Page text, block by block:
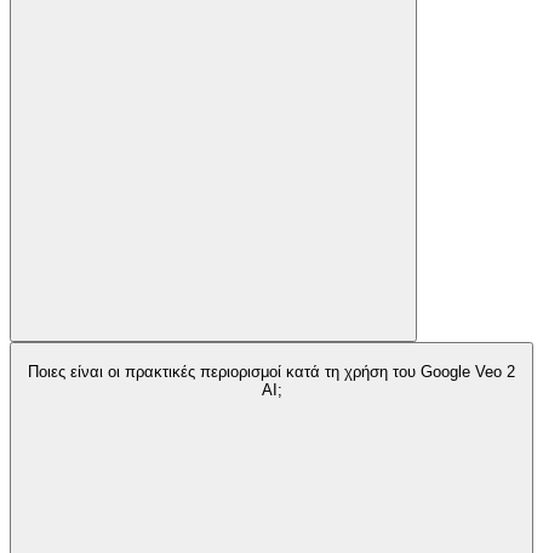
Ποιες είναι οι πρακτικές περιορισμοί κατά τη χρήση του Google Veo 2
AI;